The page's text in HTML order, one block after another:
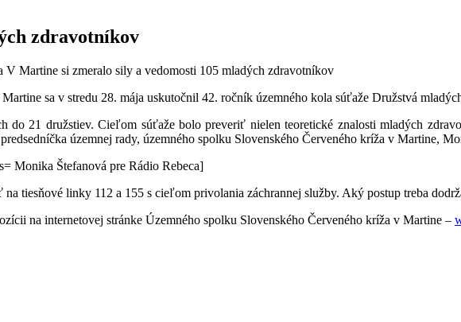
zdravotníkov
V Martine si zmeralo sily a vedomosti 105 mladých zdravotníkov
sa v stredu 28. mája uskutočnil 42. ročník územného kola súťaže Družstvá
do 21 družstiev. Cieľom súťaže bolo preveriť nielen teoretické znalosti mladých
územnej rady, územného spolku Slovenského Červeného kríža v Martine,
Monika Štefanová pre Rádio Rebeca]
tiesňové linky 112 a 155 s cieľom privolania záchrannej služby. Aký postup treba
na internetovej stránke Územného spolku Slovenského Červeného kríža v Martine –